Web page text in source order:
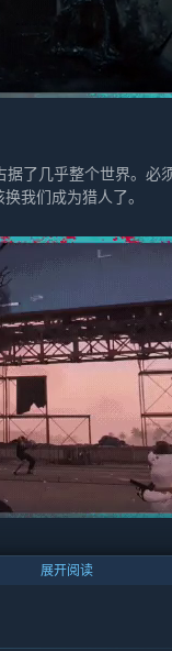
了几乎整个世界。必
我们成为猎人了。
展开阅读